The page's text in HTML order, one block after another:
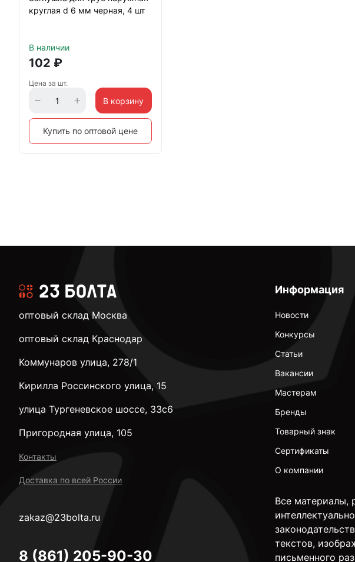
круглая d 6 мм черная, 4 шт
В наличии
102 ₽
Цена за шт.
В корзину
Купить по оптовой цене
Информация
Новости
Конкурсы
Статьи
Вакансии
Мастерам
Бренды
Товарный знак
Сертификаты
О компании
Все материалы,
текстов,
письменного
оптовый склад Москва
оптовый склад Краснодар
Коммунаров улица, 278/1
Кирилла Россинского улица, 15
улица Тургеневское шоссе, 33с6
Пригородная улица, 105
Контакты
Доставка по всей России
zakaz@23bolta.ru
8 (861) 205-90-30